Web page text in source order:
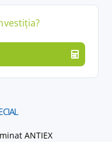
?
ANTIEX